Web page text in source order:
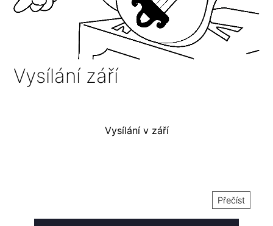
Vysílání září
Vysílání v září
Přečíst